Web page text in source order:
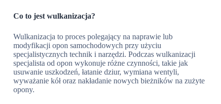
Co to jest wulkanizacja?
Wulkanizacja to proces polegający na naprawie lub
modyfikacji opon samochodowych przy użyciu
specjalistycznych technik i narzędzi. Podczas wulkanizacji
specjalista od opon wykonuje różne czynności, takie jak
usuwanie uszkodzeń, łatanie dziur, wymiana wentyli,
wyważanie kół oraz nakładanie nowych bieżników na zużyte
opony.